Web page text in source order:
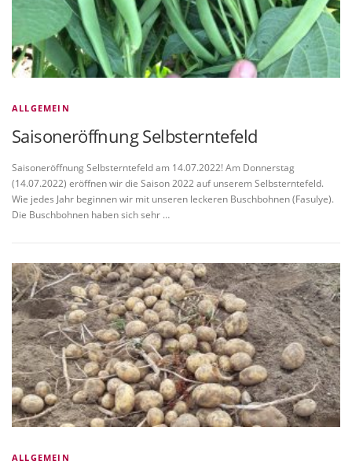
ALLGEMEIN
Saisoneröffnung Selbsterntefeld
Saisoneröffnung Selbsterntefeld am 14.07.2022! Am Donnerstag
(14.07.2022) eröffnen wir die Saison 2022 auf unserem Selbsterntefeld.
Wie jedes Jahr beginnen wir mit unseren leckeren Buschbohnen (Fasulye).
Die Buschbohnen haben sich sehr …
ALLGEMEIN